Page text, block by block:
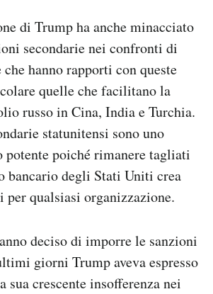
di Trump ha anche minacciato
secondarie nei confronti di
hanno rapporti con queste
quelle che facilitano la
russo in Cina, India e Turchia.
statunitensi sono uno
potente poiché rimanere tagliati
bancario degli Stati Uniti crea
qualsiasi organizzazione.
deciso di imporre le sanzioni
giorni Trump aveva espresso
sua crescente insofferenza nei